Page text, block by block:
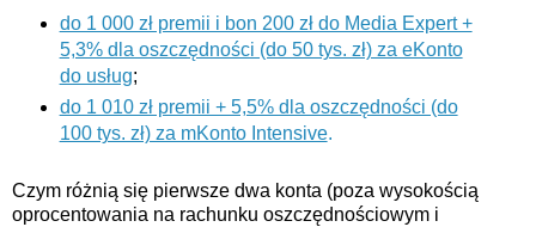
do 1 000 zł premii i bon 200 zł do Media Expert +
5,3% dla oszczędności (do 50 tys. zł) za eKonto
do usług;
do 1 010 zł premii + 5,5% dla oszczędności (do
100 tys. zł) za mKonto Intensive.
Czym różnią się pierwsze dwa konta (poza wysokością
oprocentowania na rachunku oszczędnościowym i